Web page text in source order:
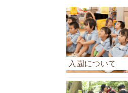
ら
せ
の
ア
ー
カ
イ
入園について